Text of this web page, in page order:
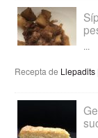
...
Recepta de Llepadits